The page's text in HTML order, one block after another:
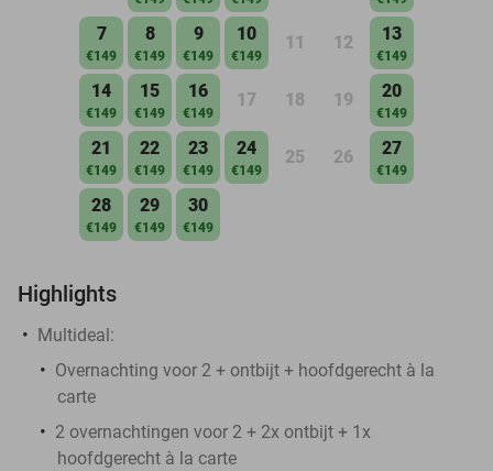
7
€149
8
€149
9
€149
10
€149
11 12 13
€149
14
€149
15
€149
16
€149
17 18 19 20
€149
21
€149
22
€149
23
€149
24
€149
25 26 27
€149
28
€149
29
€149
30
€149
Highlights
Multideal:
Overnachting voor 2 + ontbijt + hoofdgerecht à la
carte
2 overnachtingen voor 2 + 2x ontbijt + 1x
hoofdgerecht à la carte